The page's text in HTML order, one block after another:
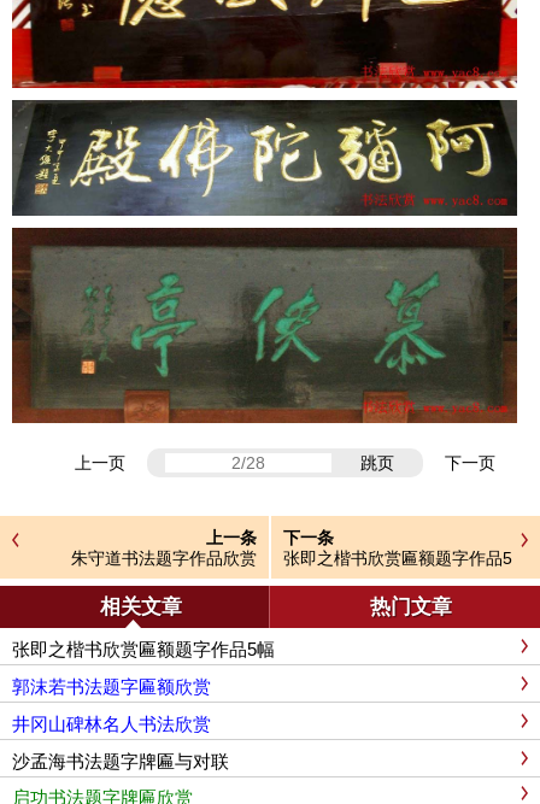
上一页 跳页 下一页
上一条
朱守道书法题字作品欣赏
下一条
张即之楷书欣赏匾额题字作品5
幅
相关文章 热门文章
张即之楷书欣赏匾额题字作品5幅
郭沫若书法题字匾额欣赏
井冈山碑林名人书法欣赏
沙孟海书法题字牌匾与对联
启功书法题字牌匾欣赏